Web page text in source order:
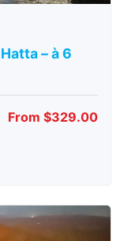
– à 6
From $329.00